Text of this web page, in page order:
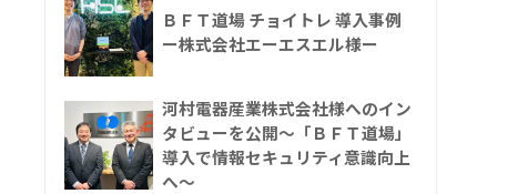
ＢＦＴ道場 チョイトレ 導入事例
ー株式会社エーエスエル様ー
河村電器産業株式会社様へのイン
タビューを公開～「ＢＦＴ道場」
導入で情報セキュリティ意識向上
へ～